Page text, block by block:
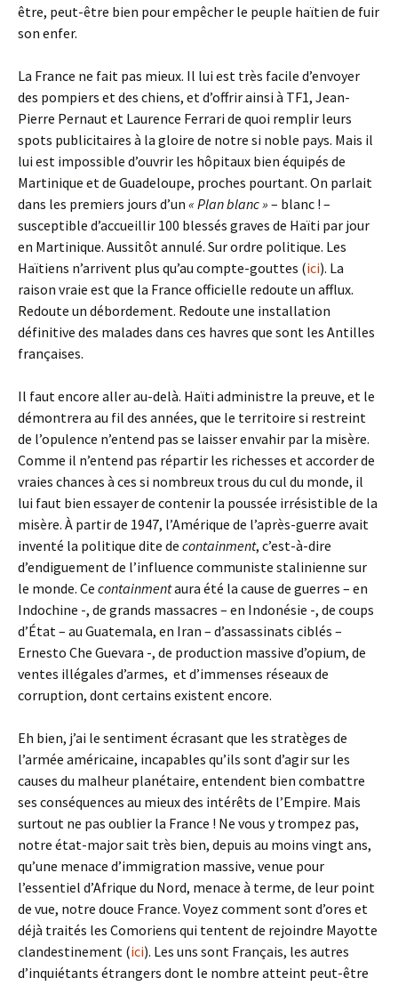
être, peut-être bien pour empêcher le peuple haïtien de fuir
son enfer.
La France ne fait pas mieux. Il lui est très facile d’envoyer
des pompiers et des chiens, et d’offrir ainsi à TF1, Jean-
Pierre Pernaut et Laurence Ferrari de quoi remplir leurs
spots publicitaires à la gloire de notre si noble pays. Mais il
lui est impossible d’ouvrir les hôpitaux bien équipés de
Martinique et de Guadeloupe, proches pourtant. On parlait
dans les premiers jours d’un « Plan blanc » – blanc ! –
susceptible d’accueillir 100 blessés graves de Haïti par jour
en Martinique. Aussitôt annulé. Sur ordre politique. Les
Haïtiens n’arrivent plus qu’au compte-gouttes (ici). La
raison vraie est que la France officielle redoute un afflux.
Redoute un débordement. Redoute une installation
définitive des malades dans ces havres que sont les Antilles
françaises.
Il faut encore aller au-delà. Haïti administre la preuve, et le
démontrera au fil des années, que le territoire si restreint
de l’opulence n’entend pas se laisser envahir par la misère.
Comme il n’entend pas répartir les richesses et accorder de
vraies chances à ces si nombreux trous du cul du monde, il
lui faut bien essayer de contenir la poussée irrésistible de la
misère. À partir de 1947, l’Amérique de l’après-guerre avait
inventé la politique dite de containment, c’est-à-dire
d’endiguement de l’influence communiste stalinienne sur
le monde. Ce containmentaura été la cause de guerres – en
Indochine -, de grands massacres – en Indonésie -, de coups
d’État – au Guatemala, en Iran – d’assassinats ciblés –
Ernesto Che Guevara -, de production massive d’opium, de
ventes illégales d’armes, et d’immenses réseaux de
corruption, dont certains existent encore.
Eh bien, j’ai le sentiment écrasant que les stratèges de
l’armée américaine, incapables qu’ils sont d’agir sur les
causes du malheur planétaire, entendent bien combattre
ses conséquences au mieux des intérêts de l’Empire. Mais
surtout ne pas oublier la France ! Ne vous y trompez pas,
notre état-major sait très bien, depuis au moins vingt ans,
qu’une menace d’immigration massive, venue pour
l’essentiel d’Afrique du Nord, menace à terme, de leur point
de vue, notre douce France. Voyez comment sont d’ores et
déjà traités les Comoriens qui tentent de rejoindre Mayotte
clandestinement (ici). Les uns sont Français, les autres
d’inquiétants étrangers dont le nombre atteint peut-être